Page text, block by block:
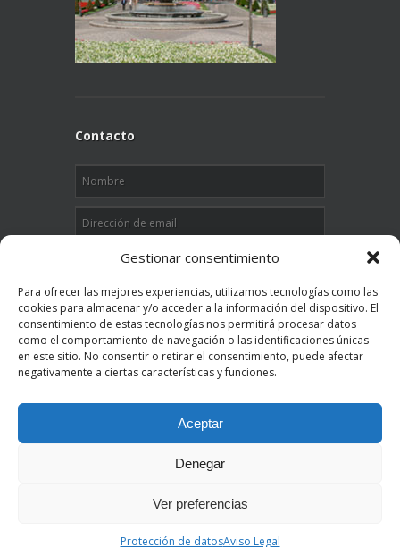
Gestionar consentimiento
Para ofrecer las mejores experiencias, utilizamos tecnologías como las
cookies para almacenar y/o acceder a la información del dispositivo. El
consentimiento de estas tecnologías nos permitirá procesar datos
como el comportamiento de navegación o las identificaciones únicas
en este sitio. No consentir o retirar el consentimiento, puede afectar
negativamente a ciertas características y funciones.
Aceptar
Denegar
Ver preferencias
Protección de datosAviso Legal
Contacto
" 1 x 9 " es igual a
Enviar
SPRI como consultoría para el apoyo a empresas
Turismo.